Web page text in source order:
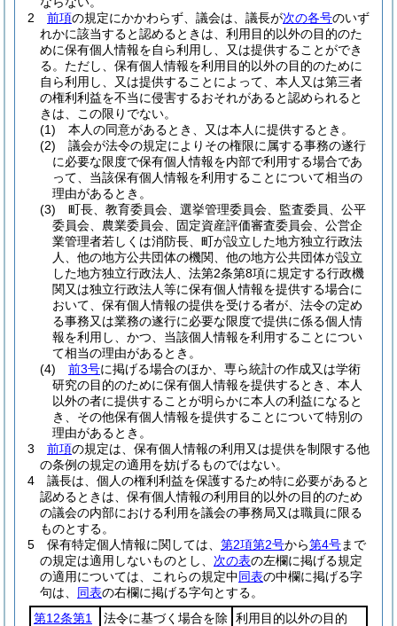
2
前項の規定にかかわらず、議会は、議長が次の各号のいず
れかに該当すると認めるときは、利用目的以外の目的のた
めに保有個人情報を自ら利用し、又は提供することができ
る。 ただし、保有個人情報を利用目的以外の目的のために
自ら利用し、又は提供することによって、本人又は第三者
の権利利益を不当に侵害するおそれがあると認められると
きは、この限りでない。
(1)
本人の同意があるとき、又は本人に提供するとき。
(2)
議会が法令の規定によりその権限に属する事務の遂行
に必要な限度で保有個人情報を内部で利用する場合であ
って、当該保有個人情報を利用することについて相当の
理由があるとき。
(3)
町長、教育委員会、選挙管理委員会、監査委員、公平
委員会、農業委員会、固定資産評価審査委員会、公営企
業管理者若しくは消防長、町が設立した地方独立行政法
人、他の地方公共団体の機関、他の地方公共団体が設立
した地方独立行政法人、法第2条第8項に規定する行政機
関又は独立行政法人等に保有個人情報を提供する場合に
おいて、保有個人情報の提供を受ける者が、法令の定め
る事務又は業務の遂行に必要な限度で提供に係る個人情
報を利用し、かつ、当該個人情報を利用することについ
て相当の理由があるとき。
(4)
前3号に掲げる場合のほか、専ら統計の作成又は学術
研究の目的のために保有個人情報を提供するとき、本人
以外の者に提供することが明らかに本人の利益になると
き、その他保有個人情報を提供することについて特別の
理由があるとき。
3
前項の規定は、保有個人情報の利用又は提供を制限する他
の条例の規定の適用を妨げるものではない。
4
議長は、個人の権利利益を保護するため特に必要があると
認めるときは、保有個人情報の利用目的以外の目的のため
の議会の内部における利用を議会の事務局又は職員に限る
ものとする。
5
保有特定個人情報に関しては、 第2項第2号から第4号まで
の規定は適用しないものとし、 次の表の左欄に掲げる規定
の適用については、これらの規定中同表の中欄に掲げる字
句は、 同表の右欄に掲げる字句とする。
第12条第1
法令に基づく場合を除
利用目的以外の目的